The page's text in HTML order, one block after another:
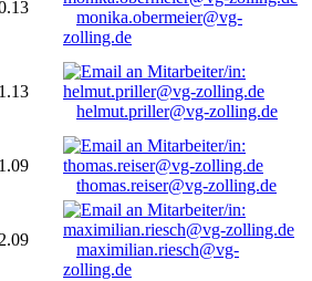
monika.obermeier@vg-
zolling.de
1.13
helmut.priller@vg-zolling.de
1.09
thomas.reiser@vg-zolling.de
2.09
maximilian.riesch@vg-
zolling.de